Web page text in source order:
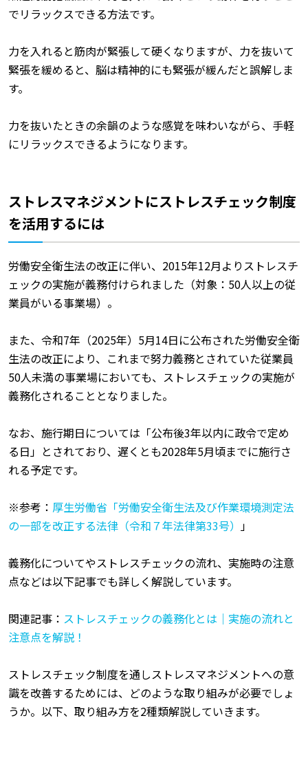
でリラックスできる方法です。
力を入れると筋肉が緊張して硬くなりますが、力を抜いて
緊張を緩めると、脳は精神的にも緊張が緩んだと誤解しま
す。
力を抜いたときの余韻のような感覚を味わいながら、手軽
にリラックスできるようになります。
ストレスマネジメントにストレスチェック制度
を活用するには
労働安全衛生法の改正に伴い、2015年12月よりストレスチ
ェックの実施が義務付けられました（対象：50人以上の従
業員がいる事業場）。
また、令和7年（2025年）5月14日に公布された労働安全衛
生法の改正により、これまで努力義務とされていた従業員
50人未満の事業場においても、ストレスチェックの実施が
義務化されることとなりました。
なお、施行期日については「公布後3年以内に政令で定め
る日」とされており、遅くとも2028年5月頃までに施行さ
れる予定です。
※参考： 厚生労働省「労働安全衛生法及び作業環境測定法
の一部を改正する法律（令和７年法律第33号）
」
義務化についてやストレスチェックの流れ、実施時の注意
点などは以下記事でも詳しく解説しています。
関連記事： ストレスチェックの義務化とは｜実施の流れと
注意点を解説！
ストレスチェック制度を通しストレスマネジメントへの意
識を改善するためには、どのような取り組みが必要でしょ
うか。以下、取り組み方を2種類解説していきます。